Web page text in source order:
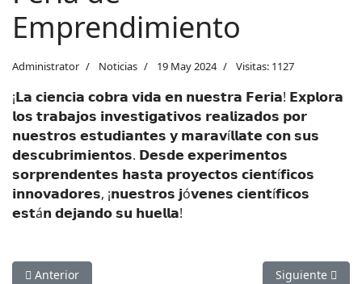
Emprendimiento
Administrator Noticias 19 May 2024 Visitas: 1127
¡𝗟𝗮 𝗰𝗶𝗲𝗻𝗰𝗶𝗮 𝗰𝗼𝗯𝗿𝗮 𝘃𝗶𝗱𝗮 𝗲𝗻 𝗻𝘂𝗲𝘀𝘁𝗿𝗮 𝗙𝗲𝗿𝗶𝗮! 𝗘𝘅𝗽𝗹𝗼𝗿𝗮
𝗹𝗼𝘀 𝘁𝗿𝗮𝗯𝗮𝗷𝗼𝘀 𝗶𝗻𝘃𝗲𝘀𝘁𝗶𝗴𝗮𝘁𝗶𝘃𝗼𝘀 𝗿𝗲𝗮𝗹𝗶𝘇𝗮𝗱𝗼𝘀 𝗽𝗼𝗿
𝗻𝘂𝗲𝘀𝘁𝗿𝗼𝘀 𝗲𝘀𝘁𝘂𝗱𝗶𝗮𝗻𝘁𝗲𝘀 𝘆 𝗺𝗮𝗿𝗮𝘃í𝗹𝗹𝗮𝘁𝗲 𝗰𝗼𝗻 𝘀𝘂𝘀
𝗱𝗲𝘀𝗰𝘂𝗯𝗿𝗶𝗺𝗶𝗲𝗻𝘁𝗼𝘀. 𝗗𝗲𝘀𝗱𝗲 𝗲𝘅𝗽𝗲𝗿𝗶𝗺𝗲𝗻𝘁𝗼𝘀
𝘀𝗼𝗿𝗽𝗿𝗲𝗻𝗱𝗲𝗻𝘁𝗲𝘀 𝗵𝗮𝘀𝘁𝗮 𝗽𝗿𝗼𝘆𝗲𝗰𝘁𝗼𝘀 𝗰𝗶𝗲𝗻𝘁í𝗳𝗶𝗰𝗼𝘀
𝗶𝗻𝗻𝗼𝘃𝗮𝗱𝗼𝗿𝗲𝘀, ¡𝗻𝘂𝗲𝘀𝘁𝗿𝗼𝘀 𝗷ó𝘃𝗲𝗻𝗲𝘀 𝗰𝗶𝗲𝗻𝘁í𝗳𝗶𝗰𝗼𝘀
𝗲𝘀𝘁á𝗻 𝗱𝗲𝗷𝗮𝗻𝗱𝗼 𝘀𝘂 𝗵𝘂𝗲𝗹𝗹𝗮!
Artículo anterior: Alvernia Canta al Amor
Anterior Artículo
Siguiente